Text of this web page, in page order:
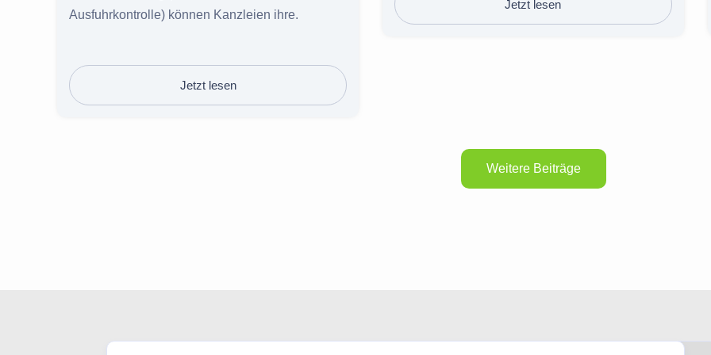
Ausfuhrkontrolle) können Kanzleien ihre.
Jetzt lesen
Jetzt lesen
Weitere Beiträge